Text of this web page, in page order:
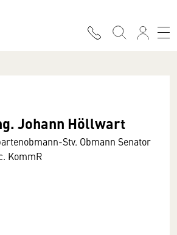
Johann Höllwart
Stv. Obmann Senator
KommR